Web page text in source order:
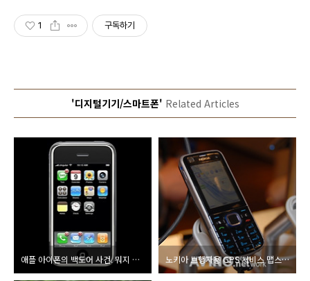
1 구독하기
'디지털기기/스마트폰' Related Articles
애플 아이폰의 백도어 사건. 뭐지 이 압박감은? 노키아 보행자용 GPS 서비스 맵스2.0 국내 도입?